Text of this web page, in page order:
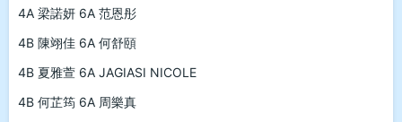
4A 梁諾妍 6A 范恩彤
4B 陳翊佳 6A 何舒頤
4B 夏雅萱 6A JAGIASI NICOLE
4B 何芷筠 6A 周樂真